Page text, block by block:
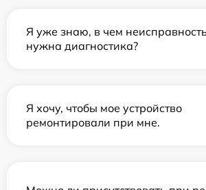
Я уже знаю, в чем
нужна диагностика?
Я хочу, чтобы мое устройство
ремонтировали при мне.